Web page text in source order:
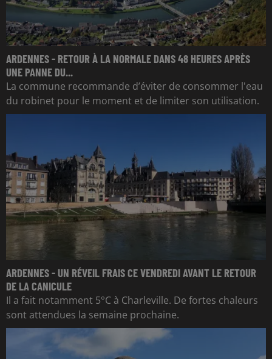
ARDENNES - RETOUR À LA NORMALE DANS 48 HEURES APRÈS
UNE PANNE DU...
La commune recommande d’éviter de consommer l'eau
du robinet pour le moment et de limiter son utilisation.
ARDENNES - UN RÉVEIL FRAIS CE VENDREDI AVANT LE RETOUR
DE LA CANICULE
Il a fait notamment 5°C à Charleville. De fortes chaleurs
sont attendues la semaine prochaine.